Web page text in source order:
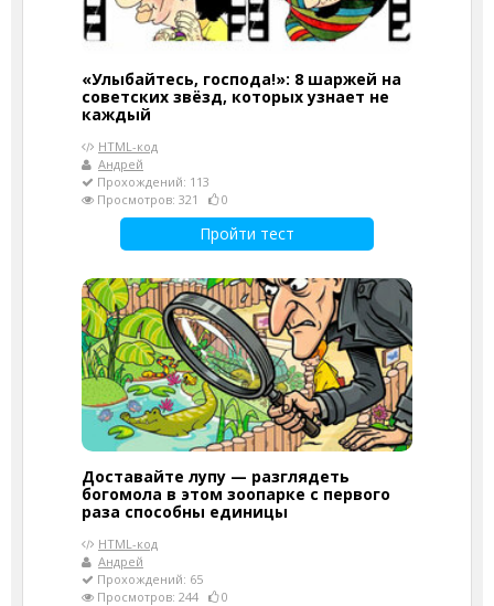
«Улыбайтесь, господа!»: 8 шаржей на
советских звёзд, которых узнает не
каждый
HTML-код
Андрей
Прохождений: 113
Просмотров: 321
0
Пройти тест
Доставайте лупу — разглядеть
богомола в этом зоопарке с первого
раза способны единицы
HTML-код
Андрей
Прохождений: 65
Просмотров: 244
0